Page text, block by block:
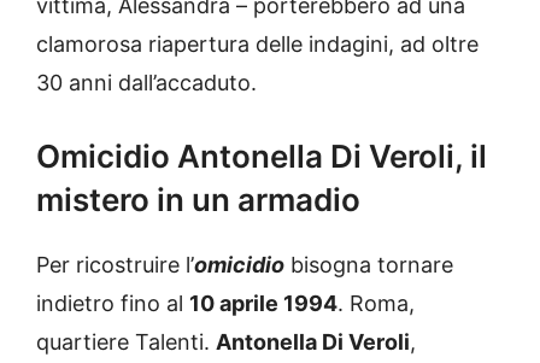
vittima, Alessandra – porterebbero ad una
clamorosa riapertura delle indagini, ad oltre
30 anni dall’accaduto.
Omicidio Antonella Di Veroli, il
mistero in un armadio
Per ricostruire l’omicidio bisogna tornare
indietro fino al 10 aprile 1994. Roma,
quartiere Talenti. Antonella Di Veroli,